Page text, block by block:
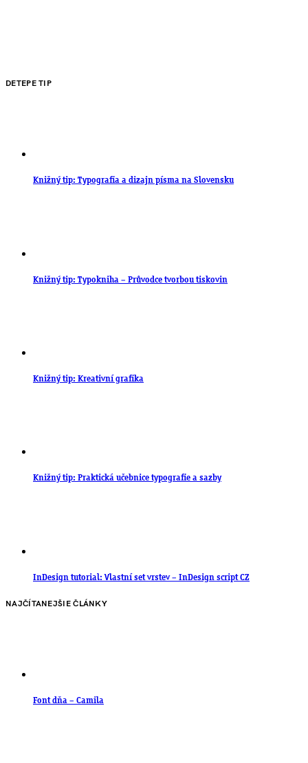
DETEPE TIP
Knižný tip: Typografia a dizajn písma na Slovensku
Knižný tip: Typokniha – Průvodce tvorbou tiskovin
Knižný tip: Kreativní grafika
Knižný tip: Praktická učebnice typografie a sazby
InDesign tutorial: Vlastní set vrstev – InDesign script CZ
NAJČÍTANEJŠIE ČLÁNKY
Font dňa – Camila